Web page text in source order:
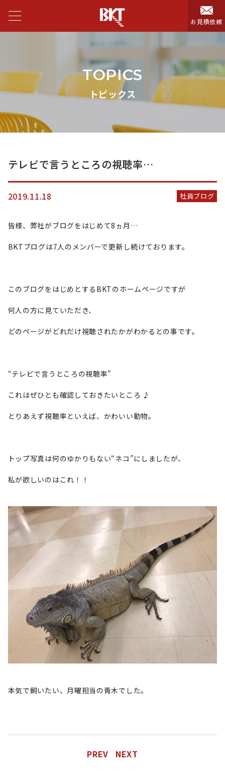
お見積依頼
TOPICS
トピックス
テレビで言うところの視聴率…
2019.11.18 社員ブログ
皆様、弊社がブログをはじめて8ヵ月…
BKTブログは7人のメンバーで更新し続けております。
このブログをはじめとするBKTのホームページですが
何人の方に見ていただき、
どのページがどれだけ視聴されたかがわかるとの事です。
“テレビで言うところの視聴率”
これはぜひとも確認しておきたいところ ♪
とりあえず視聴率といえば、かわいい動物。
トップ写真は何のゆかりもない“ネコ”にしましたが、
私が欲しいのはこれ！！
本気で飼いたい、月曜担当の青木でした。
PREV NEXT